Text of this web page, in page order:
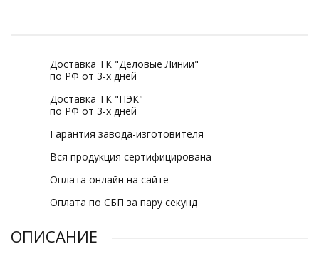
Доставка ТК "Деловые Линии"
по РФ от 3-х дней
Доставка ТК "ПЭК"
по РФ от 3-х дней
Гарантия завода-изготовителя
Вся продукция сертифицирована
Оплата онлайн на сайте
Оплата по СБП за пару секунд
ОПИСАНИЕ